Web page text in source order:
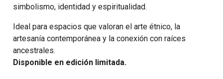
simbolismo, identidad y espiritualidad.
Ideal para espacios que valoran el arte étnico, la
artesanía contemporánea y la conexión con raíces
ancestrales.
Disponible en edición limitada.